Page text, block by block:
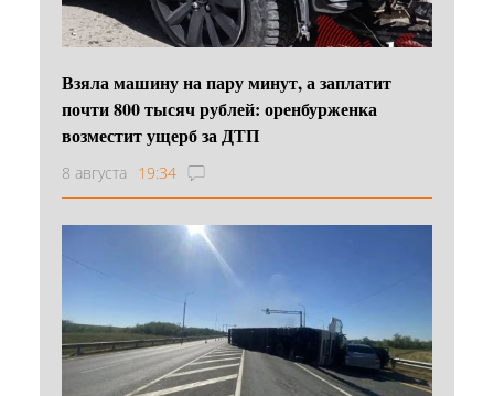
Взяла машину на пару минут, а заплатит
почти 800 тысяч рублей: оренбурженка
возместит ущерб за ДТП
8 августа 19:34